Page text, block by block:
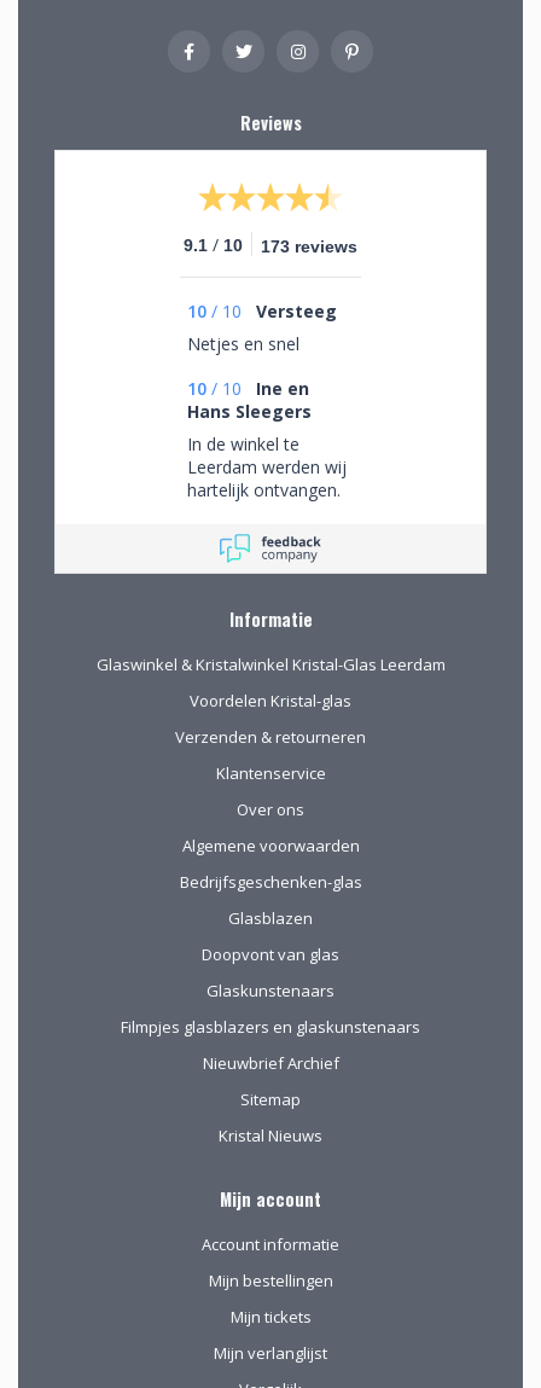
Reviews
9.1 / 10 173 reviews
10 / 10
Versteeg
Netjes en snel
10 / 10
Ine en
Hans Sleegers
In de winkel te
Leerdam werden wij
hartelijk ontvangen.
rondkijken om alle
aanwezige pracht te
bewonderen en
de juiste keuzes te
van ver kwamen
werd de aangeboden
gewaardeerd.
Informatie
Glaswinkel & Kristalwinkel Kristal-Glas Leerdam
Voordelen Kristal-glas
Verzenden & retourneren
Klantenservice
Over ons
Algemene voorwaarden
Bedrijfsgeschenken-glas
Glasblazen
Doopvont van glas
Glaskunstenaars
Filmpjes glasblazers en glaskunstenaars
Nieuwbrief Archief
Sitemap
Kristal Nieuws
Mijn account
Account informatie
Mijn bestellingen
Mijn tickets
Mijn verlanglijst